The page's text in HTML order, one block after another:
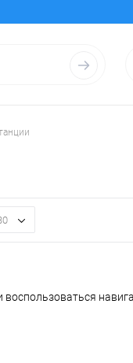
воспользоваться